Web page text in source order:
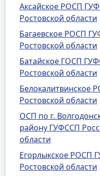
Аксайское РОСП
Ростовской области
Багаевское РОСП
Ростовской области
Батайское ГОСП
Ростовской области
Белокалитвинское
Ростовской области
ОСП по г.
району ГУФССП
области
Егорлыкское РОСП
Ростовской области